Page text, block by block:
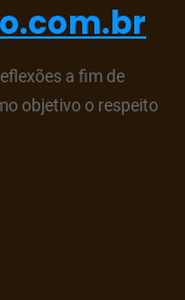
a fim de
objetivo o respeito